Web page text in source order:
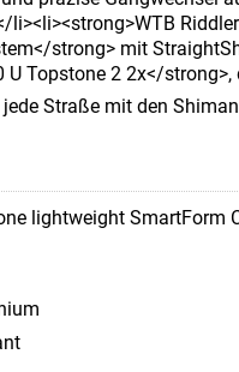
strong> mit
Topstone 2 2x</
jede Straße mit den
lightweight SmartForm